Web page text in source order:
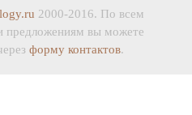
2000-2016. По всем
предложениям вы можете
форму контактов.